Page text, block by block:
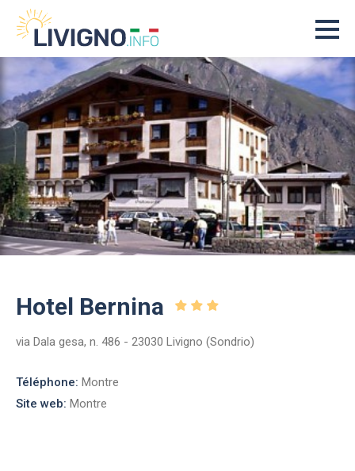
Hotel Bernina
via Dala gesa, n. 486 - 23030 Livigno (Sondrio)
Téléphone: Montre
Site web: Montre